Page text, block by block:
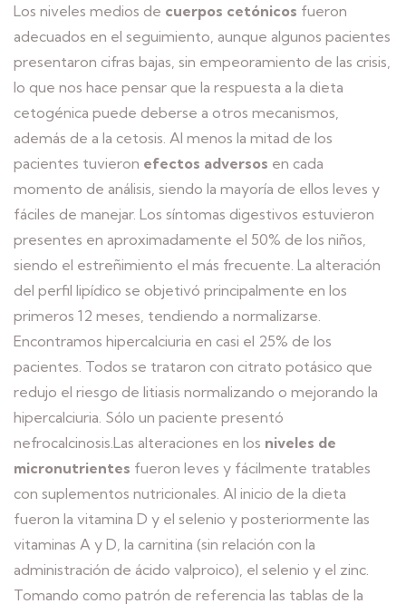
Los niveles medios de cuerpos cetónicos fueron
adecuados en el seguimiento, aunque algunos pacientes
presentaron cifras bajas, sin empeoramiento de las crisis,
lo que nos hace pensar que la respuesta a la dieta
cetogénica puede deberse a otros mecanismos,
además de a la cetosis. Al menos la mitad de los
pacientes tuvieron efectos adversos en cada
momento de análisis, siendo la mayoría de ellos leves y
fáciles de manejar. Los síntomas digestivos estuvieron
presentes en aproximadamente el 50% de los niños,
siendo el estreñimiento el más frecuente. La alteración
del perfil lipídico se objetivó principalmente en los
primeros 12 meses, tendiendo a normalizarse.
Encontramos hipercalciuria en casi el 25% de los
pacientes. Todos se trataron con citrato potásico que
redujo el riesgo de litiasis normalizando o mejorando la
hipercalciuria. Sólo un paciente presentó
nefrocalcinosis.Las alteraciones en los niveles de
micronutrientes fueron leves y fácilmente tratables
con suplementos nutricionales. Al inicio de la dieta
fueron la vitamina D y el selenio y posteriormente las
vitaminas A y D, la carnitina (sin relación con la
administración de ácido valproico), el selenio y el zinc.
Tomando como patrón de referencia las tablas de la